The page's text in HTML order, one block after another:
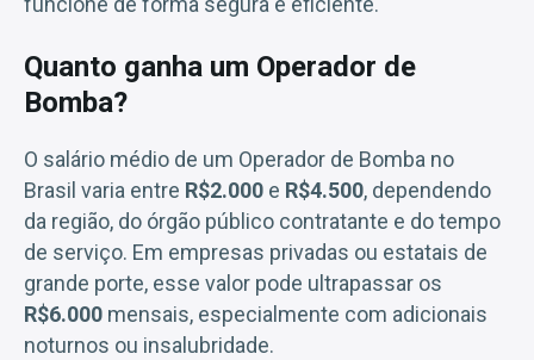
Quanto ganha um Operador de
Bomba?
O salário médio de um Operador de Bomba no
Brasil varia entre R$2.000 e R$4.500, dependendo
da região, do órgão público contratante e do tempo
de serviço. Em empresas privadas ou estatais de
grande porte, esse valor pode ultrapassar os
R$6.000 mensais, especialmente com adicionais
noturnos ou insalubridade.